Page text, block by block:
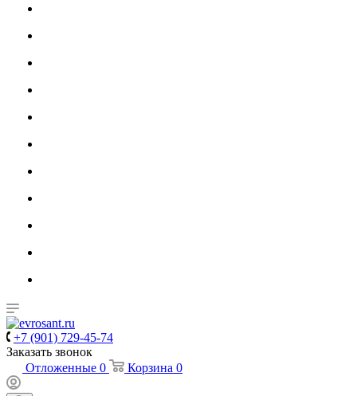
+7 (901) 729-45-74
Заказать звонок
Отложенные 0 Корзина 0